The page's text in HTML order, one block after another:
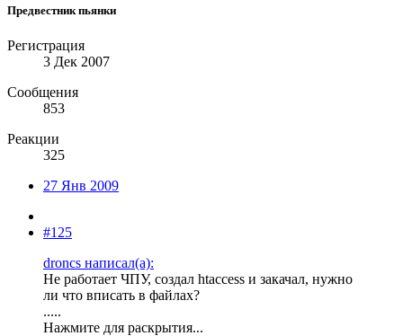
Предвестник пьянки
Регистрация
3 Дек 2007
Сообщения
853
Реакции
325
27 Янв 2009
#125
droncs написал(а):
Не работает ЧПУ, создал htaccess и закачал, нужно
ли что вписать в файлах?
.....
Нажмите для раскрытия...